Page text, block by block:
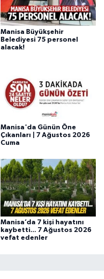
Manisa Büyükşehir
Belediyesi 75 personel
alacak!
Manisa'da Günün Öne
Çıkanları | 7 Ağustos 2026
Cuma
Manisa’da 7 kişi hayatını
kaybetti... 7 Ağustos 2026
vefat edenler